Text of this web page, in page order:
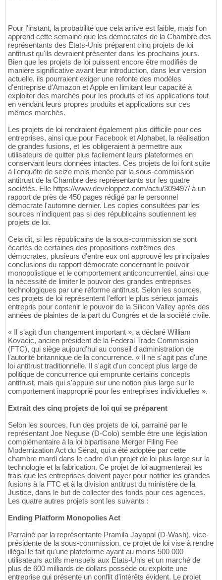
Pour l'instant, la probabilité que cela arrive est faible, mais l'on
apprend cette semaine que les démocrates de la Chambre des
représentants des États-Unis préparent cinq projets de loi
antitrust qu'ils devraient présenter dans les prochains jours.
Bien que les projets de loi puissent encore être modifiés de
manière significative avant leur introduction, dans leur version
actuelle, ils pourraient exiger une refonte des modèles
d'entreprise d'Amazon et Apple en limitant leur capacité à
exploiter des marchés pour les produits et les applications tout
en vendant leurs propres produits et applications sur ces
mêmes marchés.
Les projets de loi rendraient également plus difficile pour ces
entreprises, ainsi que pour Facebook et Alphabet, la réalisation
de grandes fusions, et les obligeraient à permettre aux
utilisateurs de quitter plus facilement leurs plateformes en
conservant leurs données intactes. Ces projets de loi font suite
à l'enquête de seize mois menée par la sous-commission
antitrust de la Chambre des représentants sur les quatre
sociétés. Elle https://www.developpez.com/actu/309497/ à un
rapport de près de 450 pages rédigé par le personnel
démocrate l'automne dernier. Les copies consultées par les
sources n'indiquent pas si des républicains soutiennent les
projets de loi.
Cela dit, si les républicains de la sous-commission se sont
écartés de certaines des propositions extrêmes des
démocrates, plusieurs d'entre eux ont approuvé les principales
conclusions du rapport démocrate concernant le pouvoir
monopolistique et le comportement anticoncurrentiel, ainsi que
la nécessité de limiter le pouvoir des grandes entreprises
technologiques par une réforme antitrust. Selon les sources,
ces projets de loi représentent l'effort le plus sérieux jamais
entrepris pour contenir le pouvoir de la Silicon Valley après des
années de plaintes de la part du Congrès et de la société civile.
« Il s'agit d'un changement important », a déclaré William
Kovacic, ancien président de la Federal Trade Commission
(FTC), qui siège aujourd'hui au conseil d'administration de
l'autorité britannique de la concurrence. « Il ne s'agit pas d'une
loi antitrust traditionnelle. Il s'agit d'un concept plus large de
politique de concurrence qui emprunte certains concepts
antitrust, mais qui s'appuie sur une notion plus large sur le
comportement inapproprié pour les entreprises individuelles ».
Extrait des cinq projets de loi qui se préparent
Selon les sources, l'un des projets de loi, parrainé par le
représentant Joe Neguse (D-Colo) semble être une législation
complémentaire à la loi bipartisane Merger Filing Fee
Modernization Act du Sénat, qui a été adoptée par cette
chambre mardi dans le cadre d'un projet de loi plus large sur la
technologie et la fabrication. Ce projet de loi augmenterait les
frais que les entreprises doivent payer pour notifier les grandes
fusions à la FTC et à la division antitrust du ministère de la
Justice, dans le but de collecter des fonds pour ces agences.
Les quatre autres projets sont les suivants :
Ending Platform Monopolies Act
Parrainé par la représentante Pramila Jayapal (D-Wash), vice-
présidente de la sous-commission, ce projet de loi vise à rendre
illégal le fait qu'une plateforme ayant au moins 500 000
utilisateurs actifs mensuels aux États-Unis et un marché de
plus de 600 milliards de dollars possède ou exploite une
entreprise qui présente un conflit d'intérêts évident. Le projet